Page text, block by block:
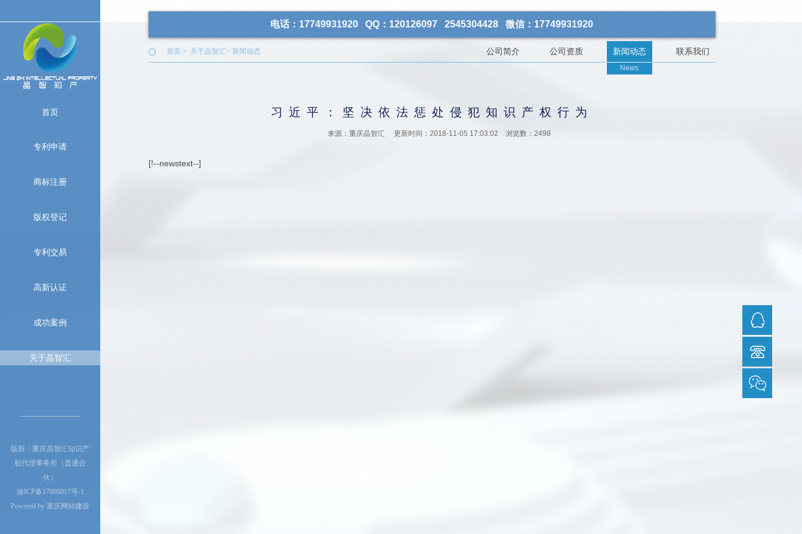
首页
专利申请
商标注册
版权登记
专利交易
高新认证
成功案例
关于晶智汇
版权：重庆晶智汇知识产
权代理事务所（普通合
伙）
渝ICP备17006017号-1
Powered by 重庆网站建设
电话：17749931920 QQ：120126097 2545304428 微信：17749931920
首页> 关于晶智汇> 新闻动态 公司简介 公司资质 新闻动态
News
联系我们
习近平：坚决依法惩处侵犯知识产权行为
来源：重庆晶智汇 更新时间：2018-11-05 17:03:02 浏览数： 2498
[!--newstext--]